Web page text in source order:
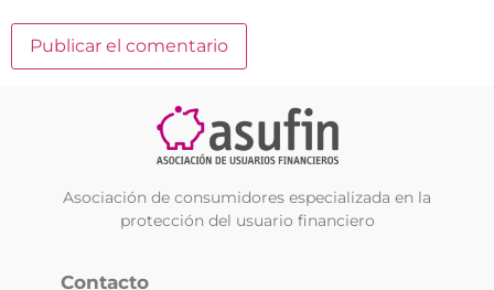
Asociación de consumidores especializada en la
protección del usuario financiero
Contacto